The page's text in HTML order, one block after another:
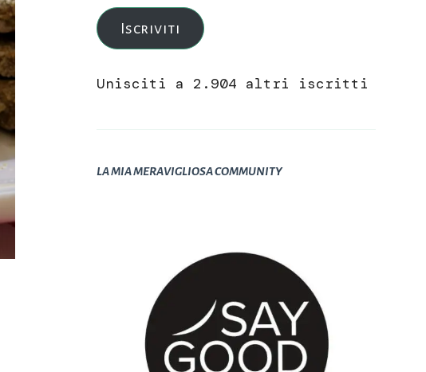
mail
Iscriviti
Unisciti a 2.904 altri iscritti
LA MIA MERAVIGLIOSA COMMUNITY